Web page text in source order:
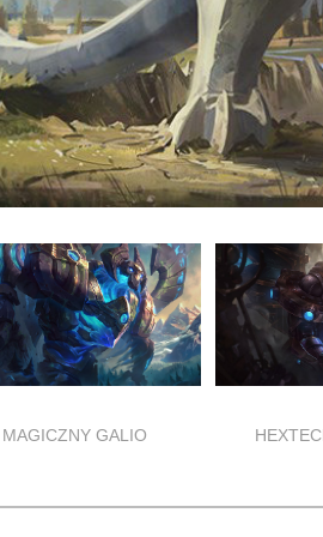
MAGICZNY GALIO